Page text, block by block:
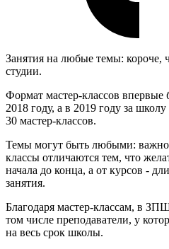
Занятия на любые темы: короче,
студии.
Формат мастер-классов
2018 году, а в 2019 году за
30 мастер-классов.
Темы могут быть любыми: важно,
классы отличаются тем, что
начала до конца, а от курсов -
занятия.
Благодаря мастер-классам, в
том числе преподаватели, у
на весь срок школы.